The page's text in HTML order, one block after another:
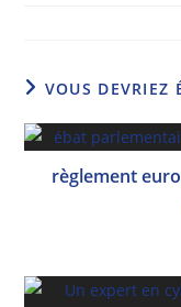
VOUS DEVRIEZ
règlement